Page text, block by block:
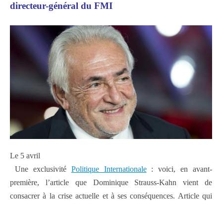
directeur-général du FMI
Le 5 avril
Une exclusivité Politique Internationale: voici, en avant-
première, l’article que Dominique Strauss-Kahn vient de
consacrer à la crise actuelle et à ses conséquences. Article qui